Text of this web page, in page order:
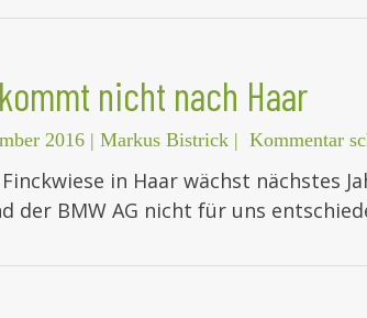
nicht nach Haar
2016 | Markus Bistrick | Kommentar
in Haar wächst nächstes
der BMW AG nicht für uns